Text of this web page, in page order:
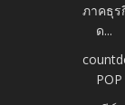
ภาคธุร
ด...